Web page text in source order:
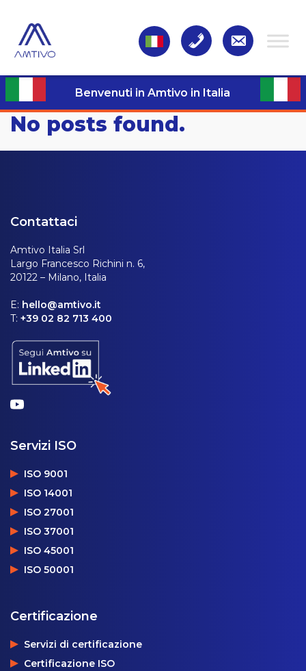
Benvenuti in Amtivo in Italia
No posts found.
Contattaci
Amtivo Italia Srl
Largo Francesco Richini n. 6,
20122 – Milano, Italia
E: hello@amtivo.it
T: +39 02 82 713 400
Servizi ISO
ISO 9001
ISO 14001
ISO 27001
ISO 37001
ISO 45001
ISO 50001
Certificazione
Servizi di certificazione
Certificazione ISO